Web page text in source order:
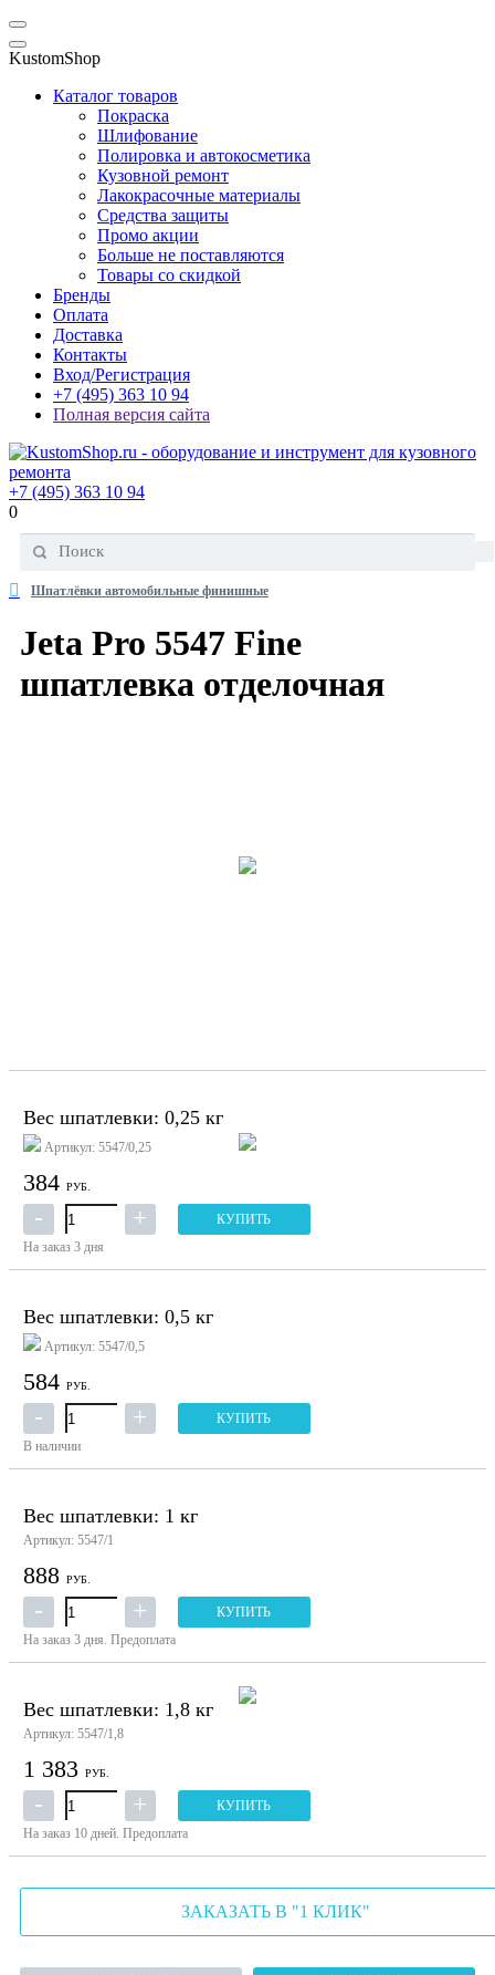
KustomShop
Каталог товаров
Покраска
Шлифование
Полировка и автокосметика
Кузовной ремонт
Лакокрасочные материалы
Средства защиты
Промо акции
Больше не поставляются
Товары со скидкой
Бренды
Оплата
Доставка
Контакты
Вход/Регистрация
+7 (495) 363 10 94
Полная версия сайта
+7 (495) 363 10 94
0
Шпатлёвки автомобильные финишные
Jeta Pro 5547 Fine
шпатлевка отделочная
Вес шпатлевки: 0,25 кг
Артикул: 5547/0,25
384 РУБ.
КУПИТЬ
На заказ 3 дня
Вес шпатлевки: 0,5 кг
Артикул: 5547/0,5
584 РУБ.
КУПИТЬ
В наличии
Вес шпатлевки: 1 кг
Артикул: 5547/1
888 РУБ.
КУПИТЬ
На заказ 3 дня. Предоплата
Вес шпатлевки: 1,8 кг
Артикул: 5547/1,8
1 383 РУБ.
КУПИТЬ
На заказ 10 дней. Предоплата
ЗАКАЗАТЬ В "1 КЛИК"